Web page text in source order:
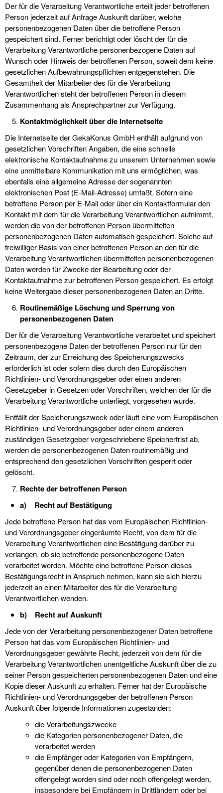
Der für die Verarbeitung Verantwortliche erteilt jeder betroffenen
Person jederzeit auf Anfrage Auskunft darüber, welche
personenbezogenen Daten über die betroffene Person
gespeichert sind. Ferner berichtigt oder löscht der für die
Verarbeitung Verantwortliche personenbezogene Daten auf
Wunsch oder Hinweis der betroffenen Person, soweit dem keine
gesetzlichen Aufbewahrungspflichten entgegenstehen. Die
Gesamtheit der Mitarbeiter des für die Verarbeitung
Verantwortlichen steht der betroffenen Person in diesem
Zusammenhang als Ansprechpartner zur Verfügung.
Kontaktmöglichkeit über die Internetseite
Die Internetseite der GekaKonus GmbH enthält aufgrund von
gesetzlichen Vorschriften Angaben, die eine schnelle
elektronische Kontaktaufnahme zu unserem Unternehmen sowie
eine unmittelbare Kommunikation mit uns ermöglichen, was
ebenfalls eine allgemeine Adresse der sogenannten
elektronischen Post (E-Mail-Adresse) umfaßt. Sofern eine
betroffene Person per E-Mail oder über ein Kontaktformular den
Kontakt mit dem für die Verarbeitung Verantwortlichen aufnimmt,
werden die von der betroffenen Person übermittelten
personenbezogenen Daten automatisch gespeichert. Solche auf
freiwilliger Basis von einer betroffenen Person an den für die
Verarbeitung Verantwortlichen übermittelten personenbezogenen
Daten werden für Zwecke der Bearbeitung oder der
Kontaktaufnahme zur betroffenen Person gespeichert. Es erfolgt
keine Weitergabe dieser personenbezogenen Daten an Dritte.
Routinemäßige Löschung und Sperrung von
personenbezogenen Daten
Der für die Verarbeitung Verantwortliche verarbeitet und speichert
personenbezogene Daten der betroffenen Person nur für den
Zeitraum, der zur Erreichung des Speicherungszwecks
erforderlich ist oder sofern dies durch den Europäischen
Richtlinien- und Verordnungsgeber oder einen anderen
Gesetzgeber in Gesetzen oder Vorschriften, welchen der für die
Verarbeitung Verantwortliche unterliegt, vorgesehen wurde.
Entfällt der Speicherungszweck oder läuft eine vom Europäischen
Richtlinien- und Verordnungsgeber oder einem anderen
zuständigen Gesetzgeber vorgeschriebene Speicherfrist ab,
werden die personenbezogenen Daten routinemäßig und
entsprechend den gesetzlichen Vorschriften gesperrt oder
gelöscht.
Rechte der betroffenen Person
a) Recht auf Bestätigung
Jede betroffene Person hat das vom Europäischen Richtlinien-
und Verordnungsgeber eingeräumte Recht, von dem für die
Verarbeitung Verantwortlichen eine Bestätigung darüber zu
verlangen, ob sie betreffende personenbezogene Daten
verarbeitet werden. Möchte eine betroffene Person dieses
Bestätigungsrecht in Anspruch nehmen, kann sie sich hierzu
jederzeit an einen Mitarbeiter des für die Verarbeitung
Verantwortlichen wenden.
b) Recht auf Auskunft
Jede von der Verarbeitung personenbezogener Daten betroffene
Person hat das vom Europäischen Richtlinien- und
Verordnungsgeber gewährte Recht, jederzeit von dem für die
Verarbeitung Verantwortlichen unentgeltliche Auskunft über die zu
seiner Person gespeicherten personenbezogenen Daten und eine
Kopie dieser Auskunft zu erhalten. Ferner hat der Europäische
Richtlinien- und Verordnungsgeber der betroffenen Person
Auskunft über folgende Informationen zugestanden:
die Verarbeitungszwecke
die Kategorien personenbezogener Daten, die
verarbeitet werden
die Empfänger oder Kategorien von Empfängern,
gegenüber denen die personenbezogenen Daten
offengelegt worden sind oder noch offengelegt werden,
insbesondere bei Empfängern in Drittländern oder bei